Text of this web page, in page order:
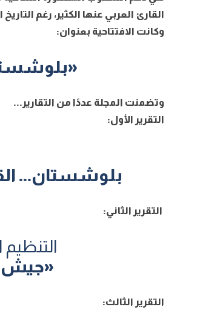
القارئ العربي عنها الكثير، رغم
وكانت الافتتاحية بعنوان:
وتضمنت المجلة عددًا من التقارير ...
التقرير الأول:
بلوشستان...
التقرير الثاني:
«جيش
التقرير الثالث: